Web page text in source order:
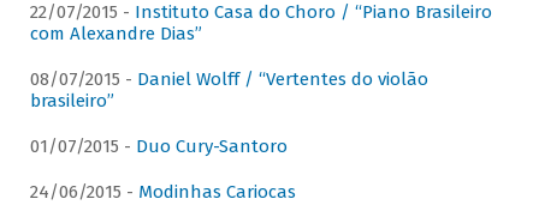
22/07/2015 - Instituto Casa do Choro / “Piano Brasileiro
com Alexandre Dias”
08/07/2015 - Daniel Wolff / “Vertentes do violão
brasileiro”
01/07/2015 - Duo Cury-Santoro
24/06/2015 - Modinhas Cariocas